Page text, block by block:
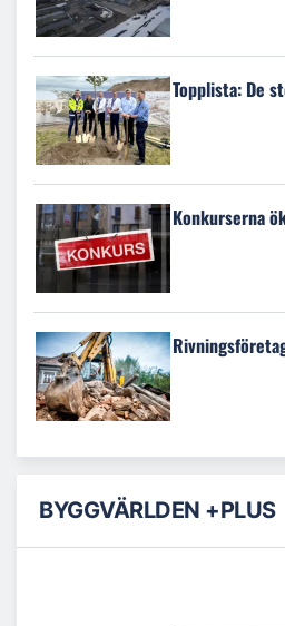
Topplista: De
Konkurserna
BYGGVÄRLDEN +PLUS